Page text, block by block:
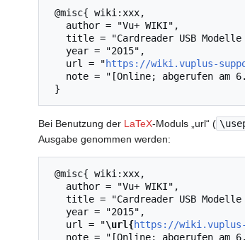
   url = "
https://wiki.vuplus-
Bei Benutzung der LaTeX-Moduls „url“ (
Ausgabe genommen werden:
   url = "
\url{https://wiki.vuplus-